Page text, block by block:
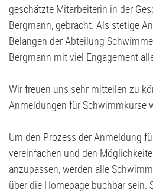
geschätzte Mitarbeiterin in der
Bergmann, gebracht. Als stetige
Belangen der Abteilung
Bergmann mit viel Engagement
Wir freuen uns sehr mitteilen zu
Anmeldungen für Schwimmkurse
Um den Prozess der Anmeldung
vereinfachen und den
anzupassen, werden alle
über die Homepage buchbar sein.